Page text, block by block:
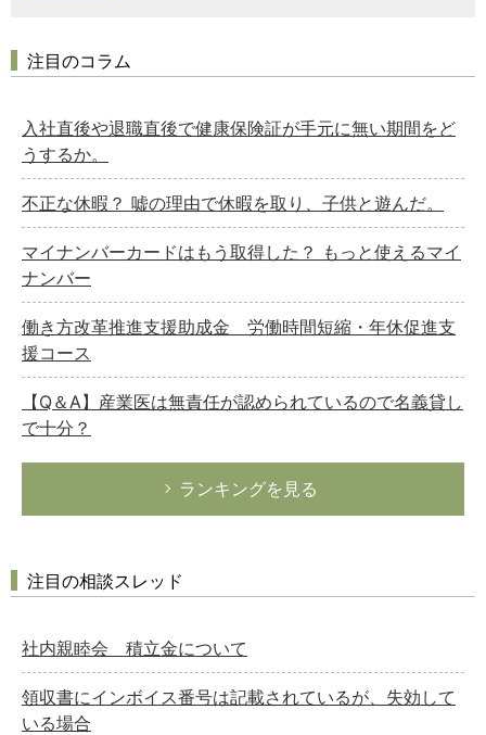
注目のコラム
入社直後や退職直後で健康保険証が手元に無い期間をど
うするか。
不正な休暇？ 嘘の理由で休暇を取り、子供と遊んだ。
マイナンバーカードはもう取得した？ もっと使えるマイ
ナンバー
働き方改革推進支援助成金 労働時間短縮・年休促進支
援コース
【Q＆A】産業医は無責任が認められているので名義貸し
で十分？
ランキングを見る
注目の相談スレッド
社内親睦会 積立金について
領収書にインボイス番号は記載されているが、失効して
いる場合